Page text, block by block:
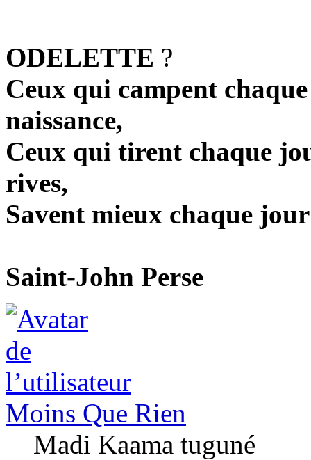
ODELETTE ?
Ceux qui campent
naissance,
Ceux qui tirent chaque
rives,
Savent mieux chaque
Saint-John Perse
Moins Que Rien
Madi Kaama tuguné